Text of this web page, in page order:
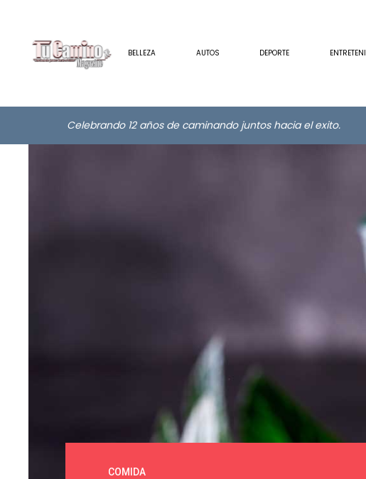
BELLEZA AUTOS DEPORTE
Celebrando 12 años de caminando juntos hacia el exito.
COMIDA